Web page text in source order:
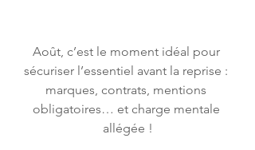
Août, c’est le moment idéal pour
sécuriser l’essentiel avant la reprise :
marques, contrats, mentions
obligatoires… et charge mentale
allégée !